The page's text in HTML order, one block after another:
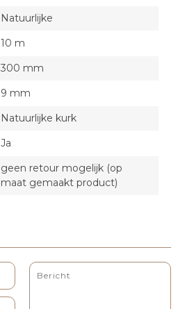
Natuurlijke
10 m
300 mm
9 mm
Natuurlijke kurk
Ja
geen retour mogelijk (op
maat gemaakt product)